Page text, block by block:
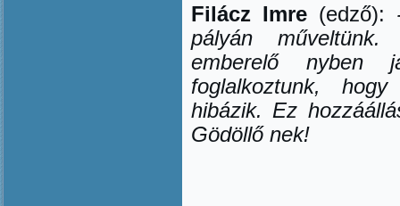
Filácz Imre(edző):
pályán
emberelő
nyben
foglalkoztunk,
hibázik. Ez
Gödöllő nek!